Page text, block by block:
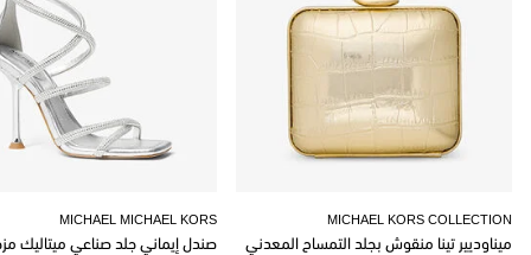
MICHAEL MICHAEL KORS
صندل إيماني جلد صناعي ميتاليك
MICHAEL KORS COLLECTION
ميناوديير تينا منقوش بجلد التمساح المعدني